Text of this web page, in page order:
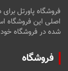
فروشگاه پاورتل
اصلی این فروشگاه
شده در فروشگاه
فروشگاه